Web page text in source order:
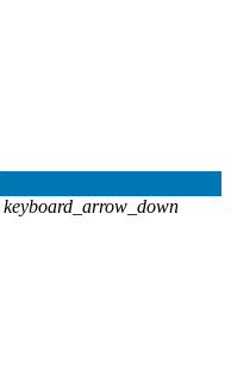
keyboard_arrow_down